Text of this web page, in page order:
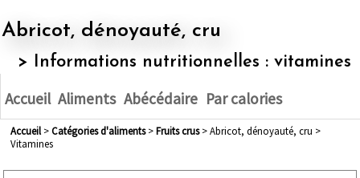
Abricot, dénoyauté, cru
> Informations nutritionnelles : vitamines
Accueil Aliments Abécédaire Par calories
Accueil> Catégories d'aliments> fruits crus> Abricot, dénoyauté, cru >
Vitamines